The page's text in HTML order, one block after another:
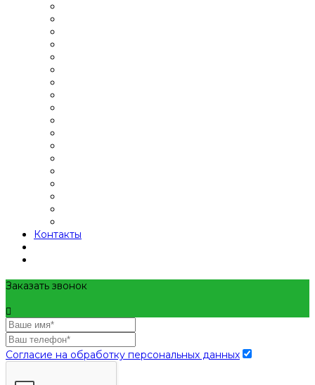
Контакты
Заказать звонок
Согласие на обработку персональных данных